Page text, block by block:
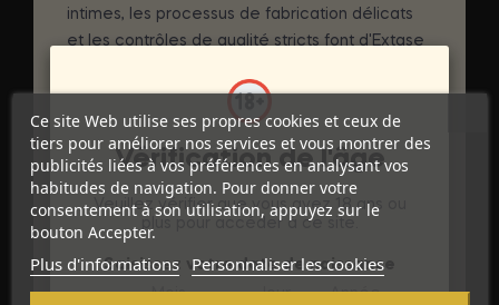
intimes, les processus de fabrication délicats
et les contrôles de qualité stricts font d'Extase
relations intimes et sensuelles.
DÉTAILS DU PRODUIT
Marque EXTASE SENSUAL
Référence
Références spécifiques
Ce site Web utilise ses propres cookies et ceux de
tiers pour améliorer nos services et vous montrer des
publicités liées à vos préférences en analysant vos
habitudes de navigation. Pour donner votre
consentement à son utilisation, appuyez sur le
bouton Accepter.
Plus d'informations Personnaliser les cookies
Vérification de l'âge
Veuillez vérifier que vous avez 18 ans ou
plus pour accéder à ce site.
Saisissez votre date de naissance
Mois
Jour Année